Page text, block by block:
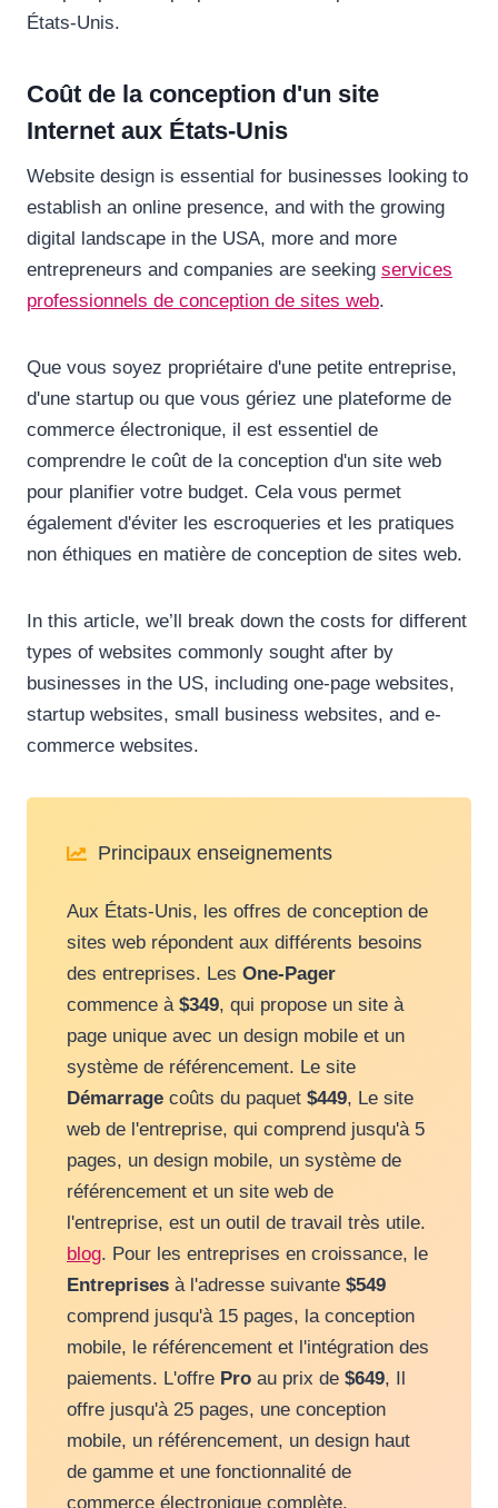
États-Unis.
Coût de la conception d'un site
Internet aux États-Unis
Website design is essential for businesses looking to
establish an online presence, and with the growing
digital landscape in the USA, more and more
entrepreneurs and companies are seeking services
professionnels de conception de sites web.
Que vous soyez propriétaire d'une petite entreprise,
d'une startup ou que vous gériez une plateforme de
commerce électronique, il est essentiel de
comprendre le coût de la conception d'un site web
pour planifier votre budget. Cela vous permet
également d'éviter les escroqueries et les pratiques
non éthiques en matière de conception de sites web.
In this article, we’ll break down the costs for different
types of websites commonly sought after by
businesses in the US, including one-page websites,
startup websites, small business websites, and e-
commerce websites.
Principaux enseignements
Aux États-Unis, les offres de conception de
sites web répondent aux différents besoins
des entreprises. Les One-Pager
commence à $349, qui propose un site à
page unique avec un design mobile et un
système de référencement. Le site
Démarrage coûts du paquet $449, Le site
web de l'entreprise, qui comprend jusqu'à 5
pages, un design mobile, un système de
référencement et un site web de
l'entreprise, est un outil de travail très utile.
blog. Pour les entreprises en croissance, le
Entreprises à l'adresse suivante $549
comprend jusqu'à 15 pages, la conception
mobile, le référencement et l'intégration des
paiements. L'offre Pro au prix de $649, Il
offre jusqu'à 25 pages, une conception
mobile, un référencement, un design haut
de gamme et une fonctionnalité de
commerce électronique complète.